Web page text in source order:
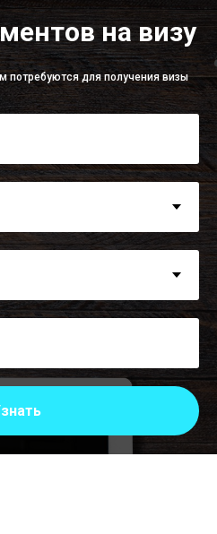
на визу
потребуются для получения визы